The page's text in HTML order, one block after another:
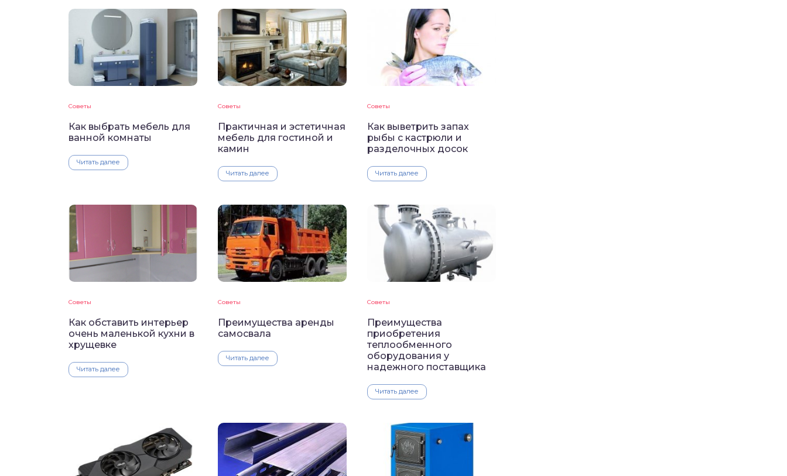
Советы
Как выбрать мебель для
ванной комнаты
Читать далее
Советы
Практичная и эстетичная
мебель для гостиной и
камин
Читать далее
Советы
Как выветрить запах
рыбы с кастрюли и
разделочных досок
Читать далее
Советы
Как обставить интерьер
очень маленькой кухни в
хрущевке
Читать далее
Советы
Преимущества аренды
самосвала
Читать далее
Советы
Преимущества
приобретения
теплообменного
оборудования у
надежного поставщика
Читать далее